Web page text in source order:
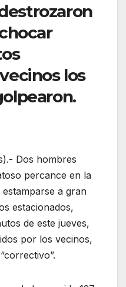
los
Dos hombres
percance en la
estamparse a gran
estacionados,
de este jueves,
por los vecinos,